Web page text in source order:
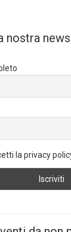
nostra
la privacy